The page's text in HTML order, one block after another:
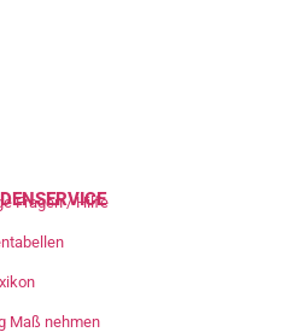
Fragen / Hilfe
Maß nehmen